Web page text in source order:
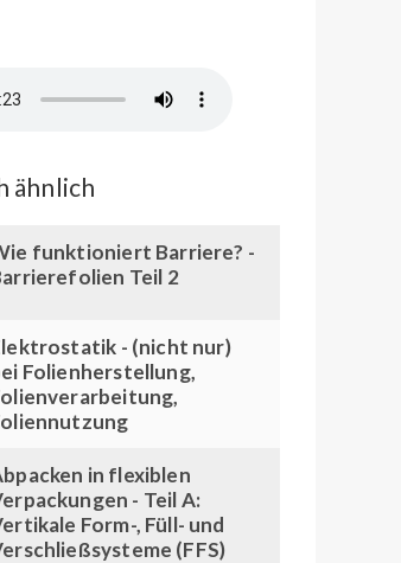
ähnlich
funktioniert Barriere? -
Teil 2
- (nicht nur)
Folienherstellung,
in flexiblen
- Teil A:
Form-, Füll- und
(FFS)